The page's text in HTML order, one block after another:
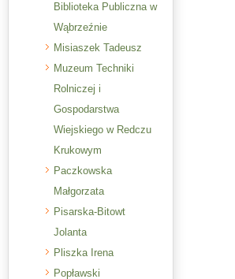
Biblioteka Publiczna w
Wąbrzeźnie
Misiaszek Tadeusz
Muzeum Techniki
Rolniczej i
Gospodarstwa
Wiejskiego w Redczu
Krukowym
Paczkowska
Małgorzata
Pisarska-Bitowt
Jolanta
Pliszka Irena
Popławski